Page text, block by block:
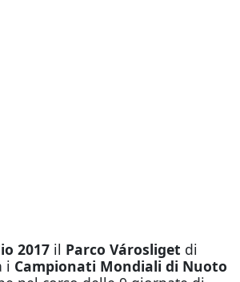
2017il Parco Városliget di
i Campionati Mondiali di Nuoto